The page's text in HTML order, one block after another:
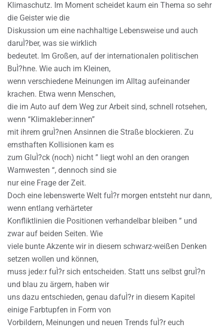
Klimaschutz. Im Moment scheidet kaum ein Thema so sehr
die Geister wie die
Diskussion um eine nachhaltige Lebensweise und auch
daruÌ?ber, was sie wirklich
bedeutet. Im Großen, auf der internationalen politischen
BuÌ?hne. Wie auch im Kleinen,
wenn verschiedene Meinungen im Alltag aufeinander
krachen. Etwa wenn Menschen,
die im Auto auf dem Weg zur Arbeit sind, schnell rotsehen,
wenn “Klimakleber:innen”
mit ihrem gruÌ?nen Ansinnen die Straße blockieren. Zu
ernsthaften Kollisionen kam es
zum GluÌ?ck (noch) nicht ” liegt wohl an den orangen
Warnwesten “, dennoch sind sie
nur eine Frage der Zeit.
Doch eine lebenswerte Welt fuÌ?r morgen entsteht nur dann,
wenn entlang verhärteter
Konfliktlinien die Positionen verhandelbar bleiben ” und
zwar auf beiden Seiten. Wie
viele bunte Akzente wir in diesem schwarz-weißen Denken
setzen wollen und können,
muss jede:r fuÌ?r sich entscheiden. Statt uns selbst gruÌ?n
und blau zu ärgern, haben wir
uns dazu entschieden, genau dafuÌ?r in diesem Kapitel
einige Farbtupfen in Form von
Vorbildern, Meinungen und neuen Trends fuÌ?r euch